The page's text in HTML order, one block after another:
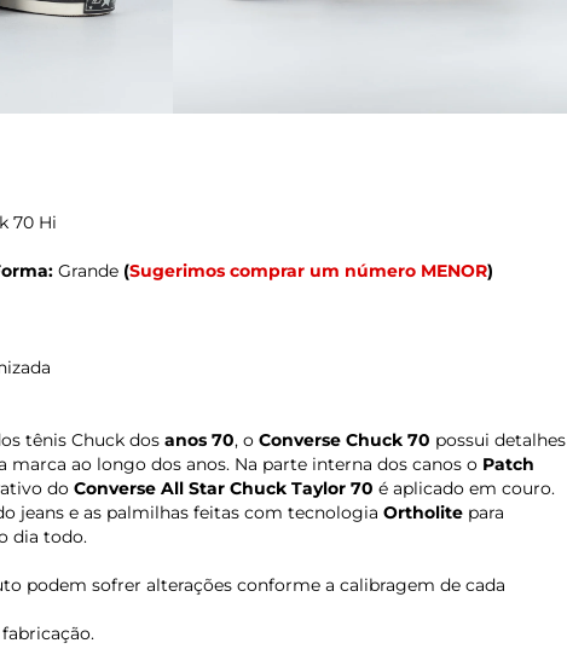
70 Hi
Grande (Sugerimos comprar um número MENOR)
tênis Chuck dos anos 70, o Converse Chuck 70 possui detalhes
marca ao longo dos anos. Na parte interna dos canos o Patch
do Converse All Star Chuck Taylor 70 é aplicado em couro.
jeans e as palmilhas feitas com tecnologia Ortholite para
dia todo.
podem sofrer alterações conforme a calibragem de cada